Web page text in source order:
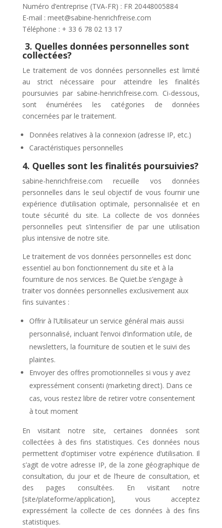
Numéro d’entreprise (TVA-FR) : FR 20448005884
E-mail : meet@sabine-henrichfreise.com
Téléphone : + 33 6 78 02 13 17
3. Quelles données personnelles sont
collectées?
Le traitement de vos données personnelles est limité
au strict nécessaire pour atteindre les finalités
poursuivies par sabine-henrichfreise.com. Ci-dessous,
sont énumérées les catégories de données
concernées par le traitement.
Données relatives à la connexion (adresse IP, etc.)
Caractéristiques personnelles
4. Quelles sont les finalités poursuivies?
sabine-henrichfreise.com recueille vos données
personnelles dans le seul objectif de vous fournir une
expérience d’utilisation optimale, personnalisée et en
toute sécurité du site. La collecte de vos données
personnelles peut s’intensifier de par une utilisation
plus intensive de notre site.
Le traitement de vos données personnelles est donc
essentiel au bon fonctionnement du site et à la
fourniture de nos services. Be Quiet.be s’engage à
traiter vos données personnelles exclusivement aux
fins suivantes :
Offrir à l’Utilisateur un service général mais aussi
personnalisé, incluant l’envoi d’information utile, de
newsletters, la fourniture de soutien et le suivi des
plaintes.
Envoyer des offres promotionnelles si vous y avez
expressément consenti (marketing direct). Dans ce
cas, vous restez libre de retirer votre consentement
à tout moment
En visitant notre site, certaines données sont
collectées à des fins statistiques. Ces données nous
permettent d’optimiser votre expérience d’utilisation. Il
s’agit de votre adresse IP, de la zone géographique de
consultation, du jour et de l’heure de consultation, et
des pages consultées. En visitant notre
[site/plateforme/application], vous acceptez
expressément la collecte de ces données à des fins
statistiques.